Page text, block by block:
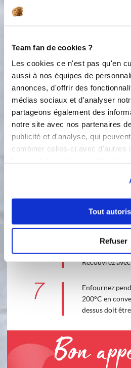
Team fan de cookies ?
Les cookies ce n'est pas qu'en
aussi à nos équipes de
annonces, d'offrir des
médias sociaux et d'analyser
partageons également des
notre site avec nos partenaires
publicité et d'analyse, qui
combiner celles-ci avec d'autres
Tout
Refuser
Faites fondre
sauteuse et
3
Étalez la pâte
à tarte et
fourchette.
minutes à
d'argile, puis 7
4
Lavez le
Dans un cul
6
Étalez les
tarte, puis les
la préparation
Recouvrez
7
Enfournez
200°C en
dessus doit
Bon